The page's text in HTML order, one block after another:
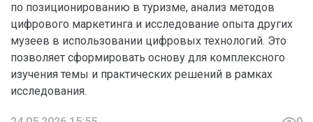
по позиционированию в туризме, анализ методов
цифрового маркетинга и исследование опыта других
музеев в использовании цифровых технологий. Это
позволяет сформировать основу для комплексного
изучения темы и практических решений в рамках
исследования.